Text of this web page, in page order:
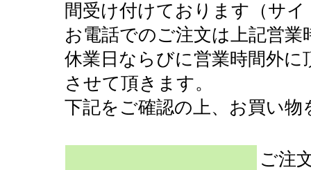
間受け付けております（サ
お電話でのご注文は上記営
休業日ならびに営業時間外
させて頂きます。
下記をご確認の上、お買い
ご注